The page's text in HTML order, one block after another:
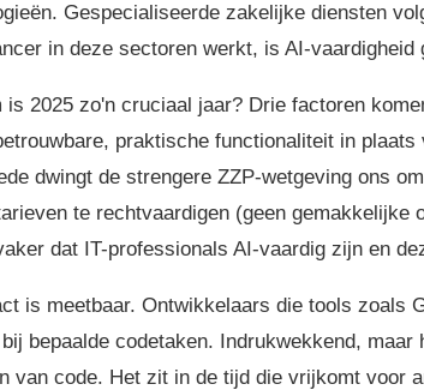
Gespecialiseerde zakelijke diensten
in deze sectoren werkt, is AI-
is 2025 zo'n cruciaal jaar? Drie factoren
praktische functionaliteit in
dwingt de strengere ZZP-wetgeving ons
te rechtvaardigen (geen
dat IT-professionals AI-vaardig zijn en
is meetbaar. Ontwikkelaars die tools zoals
bepaalde codetaken. Indrukwekkend,
van code. Het zit in de tijd die vrijkomt voor